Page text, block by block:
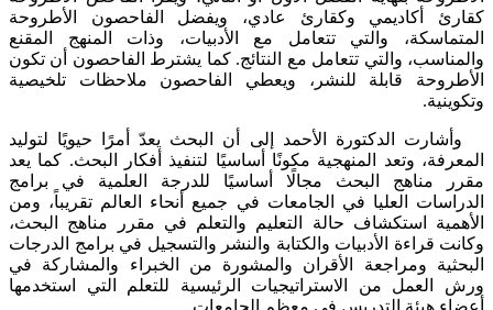
كقارئ أكاديمي وكقارئ عادي، ويفضل الفاحصون الأطروحة
المتماسكة، والتي تتعامل مع الأدبيات، وذات المنهج المقنع
والمناسب، والتي تتعامل مع النتائج. كما يشترط الفاحصون أن تكون
الأطروحة قابلة للنشر، ويعطي الفاحصون ملاحظات تلخيصية
وتكوينية.
وأشارت الدكتورة الأحمد إلى أن البحث يعدّ أمرًا حيويًا لتوليد
المعرفة، وتعد المنهجية مكونًا أساسيًا لتنفيذ أفكار البحث. كما يعد
مقرر مناهج البحث مجالًا أساسيًا للدرجة العلمية في برامج
الدراسات العليا في الجامعات في جميع أنحاء العالم تقريباً، ومن
الأهمية استكشاف حالة التعليم والتعلم في مقرر مناهج البحث،
وكانت قراءة الأدبيات والكتابة والنشر والتسجيل في برامج الدرجات
البحثية ومراجعة الأقران والمشورة من الخبراء والمشاركة في
ورش العمل من الاستراتيجيات الرئيسية للتعلم التي استخدمها
أعضاء هيئة التدريس في معظم الجامعات.